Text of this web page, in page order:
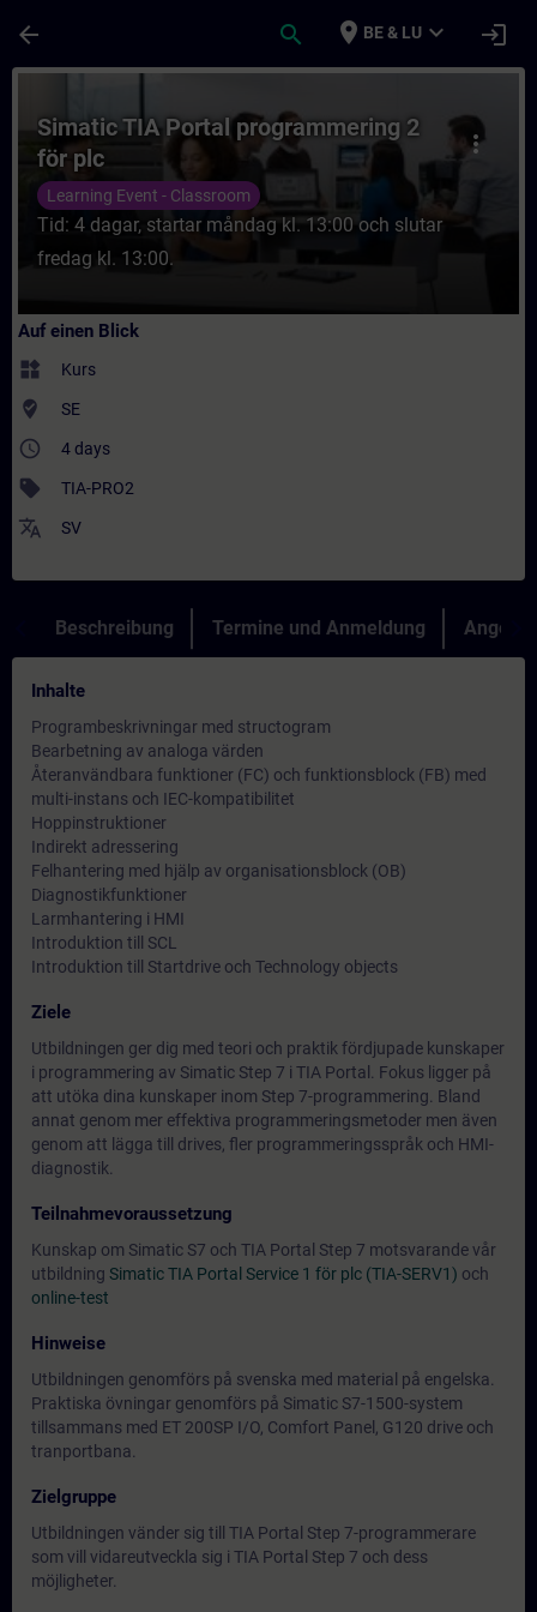
arrow_back search place BE & LU expand_more login
more_vert
Simatic TIA Portal programmering 2
för plc
Learning Event - Classroom
Tid: 4 dagar, startar måndag kl. 13:00 och slutar
fredag kl. 13:00.
Auf einen Blick
widgets Kurs
where_to_vote SE
access_time 4 days
sell TIA-PRO2
translate SV
Beschreibung Termine und Anmeldung Angebot
Inhalte
Programbeskrivningar med structogram
Bearbetning av analoga värden
Återanvändbara funktioner (FC) och funktionsblock (FB) med
multi-instans och IEC-kompatibilitet
Hoppinstruktioner
Indirekt adressering
Felhantering med hjälp av organisationsblock (OB)
Diagnostikfunktioner
Larmhantering i HMI
Introduktion till SCL
Introduktion till Startdrive och Technology objects
Ziele
Utbildningen ger dig med teori och praktik fördjupade kunskaper
i programmering av Simatic Step 7 i TIA Portal. Fokus ligger på
att utöka dina kunskaper inom Step 7-programmering. Bland
annat genom mer effektiva programmeringsmetoder men även
genom att lägga till drives, fler programmeringsspråk och HMI-
diagnostik.
Teilnahmevoraussetzung
Kunskap om Simatic S7 och TIA Portal Step 7 motsvarande vår
utbildning Simatic TIA Portal Service 1 för plc (TIA-SERV1) och
online-test
Hinweise
Utbildningen genomförs på svenska med material på engelska.
Praktiska övningar genomförs på Simatic S7-1500-system
tillsammans med ET 200SP I/O, Comfort Panel, G120 drive och
tranportbana.
Zielgruppe
Utbildningen vänder sig till TIA Portal Step 7-programmerare
som vill vidareutveckla sig i TIA Portal Step 7 och dess
möjligheter.